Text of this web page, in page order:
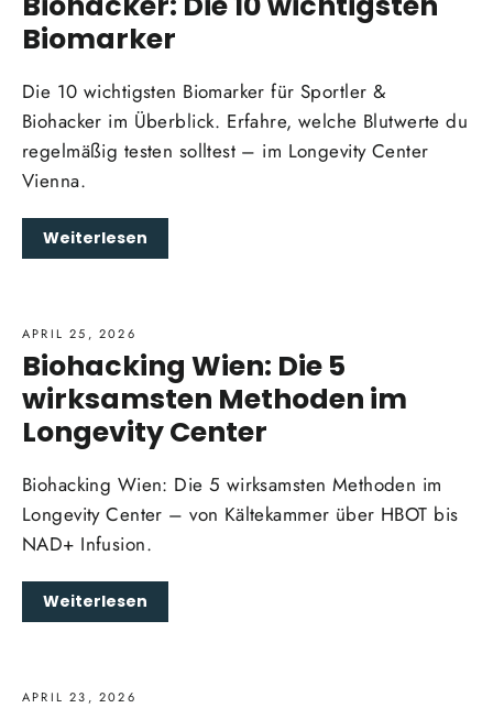
Biomarker
Die 10 wichtigsten Biomarker für Sportler &
Biohacker im Überblick. Erfahre, welche Blutwerte du
regelmäßig testen solltest – im Longevity Center
Vienna.
Weiterlesen
APRIL 25, 2026
Biohacking Wien: Die 5
wirksamsten Methoden im
Longevity Center
Biohacking Wien: Die 5 wirksamsten Methoden im
Longevity Center – von Kältekammer über HBOT bis
NAD+ Infusion.
Weiterlesen
APRIL 23, 2026